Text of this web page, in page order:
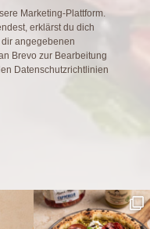
Marketing-Plattform.
erklärst du dich
angegebenen
Brevo zur Bearbeitung
Datenschutzrichtlinien